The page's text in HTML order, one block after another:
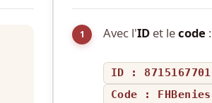
1 Avec l'ID et lecode :
ID : 8715167701
Code : FHBenies